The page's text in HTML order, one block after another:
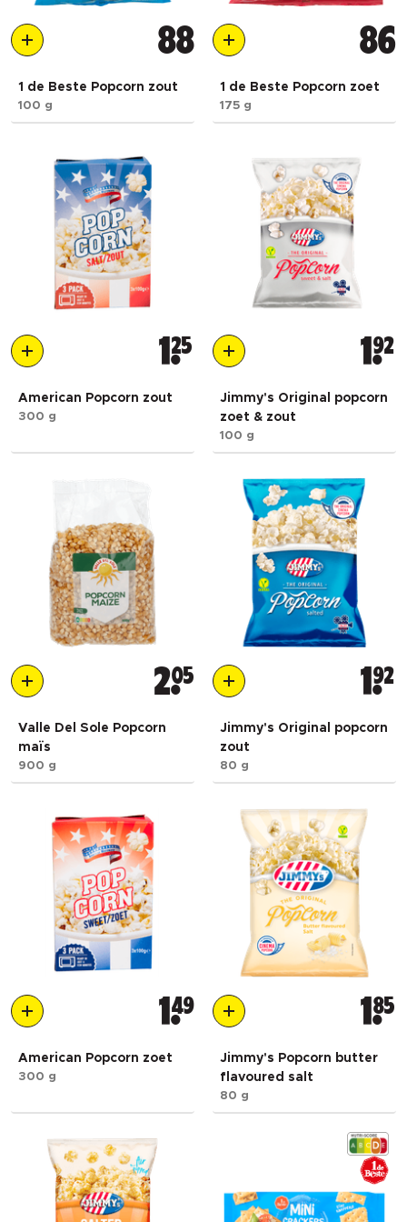
88
1 de Beste Popcorn zout
100 g
86
1 de Beste Popcorn zoet
175 g
1 25
American Popcorn zout
300 g
1 92
Jimmy's Original popcorn
zoet & zout
100 g
205
Valle Del Sole Popcorn
maïs
900 g
1 92
Jimmy's Original popcorn
zout
80 g
1 49
American Popcorn zoet
300 g
1 85
Jimmy's Popcorn butter
flavoured salt
80 g